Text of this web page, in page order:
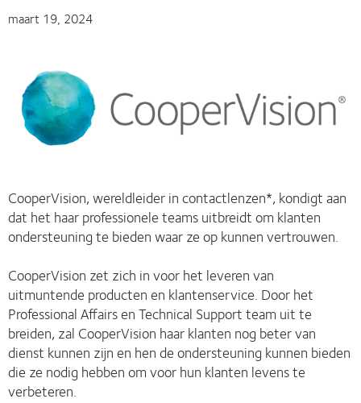
maart 19, 2024
CooperVision, wereldleider in contactlenzen*, kondigt aan
dat het haar professionele teams uitbreidt om klanten
ondersteuning te bieden waar ze op kunnen vertrouwen.
CooperVision zet zich in voor het leveren van
uitmuntende producten en klantenservice. Door het
Professional Affairs en Technical Support team uit te
breiden, zal CooperVision haar klanten nog beter van
dienst kunnen zijn en hen de ondersteuning kunnen bieden
die ze nodig hebben om voor hun klanten levens te
verbeteren.